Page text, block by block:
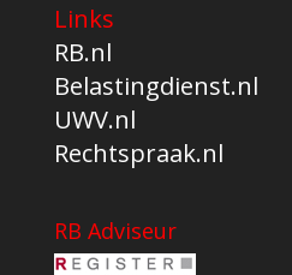
Links
RB.nl
Belastingdienst.nl
UWV.nl
Rechtspraak.nl
RB Adviseur